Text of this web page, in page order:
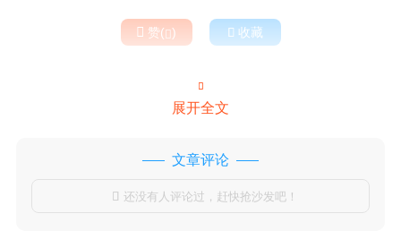
 赞()  收藏

展开全文
文章评论
 还没有人评论过，赶快抢沙发吧！